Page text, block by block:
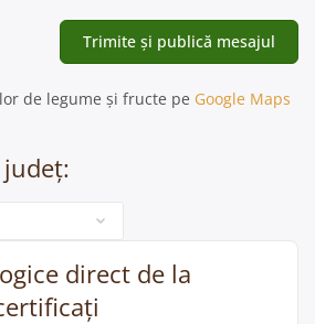
de legume și fructe pe Google Maps
județ:
direct de la